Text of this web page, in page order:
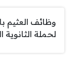
وظائف العثيم
لحملة الثانوية